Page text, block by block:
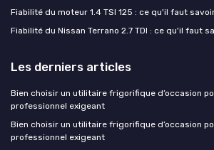
Fiabilité du moteur 1.4 TSI 125 : ce qu'il faut
Fiabilité du Nissan Terrano 2.7 TDI : ce qu'il faut
Les derniers articles
Bien choisir un utilitaire frigorifique d’occasion
professionnel exigeant
Bien choisir un utilitaire frigorifique d’occasion
professionnel exigeant